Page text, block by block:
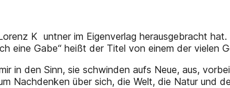
K ­ untner im Eigenverlag herausgebracht
eine Gabe“ heißt der Titel von einem der
in den Sinn, sie schwinden aufs Neue, aus,
Nachdenken über sich, die Welt, die Natur und